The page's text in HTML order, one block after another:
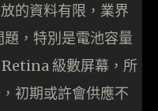
的資料有限，業界
，特別是電池容量
Retina 級數屏幕，所
初期或許會供應不